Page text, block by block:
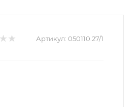
Артикул: 050110.27/1